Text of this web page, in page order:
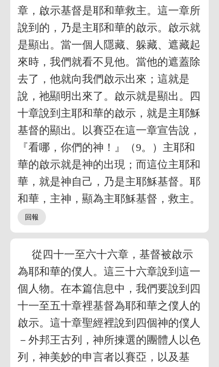
章，啟示基督是耶和華救主。這一章所
說到的，乃是主耶和華的啟示。啟示就
是顯出。當一個人隱藏、躲藏、遮藏起
來時，我們就看不見他。當他的遮蓋除
去了，他就向我們啟示出來；這就是
說，祂顯明出來了。啟示就是顯出。四
十章說到主耶和華的啟示，就是主耶穌
基督的顯出。以賽亞在這一章宣告說，
『看哪，你們的神！』（9。）主耶和
華的啟示就是神的出現；而這位主耶和
華，就是神自己，乃是主耶穌基督。耶
和華，主神，顯為主耶穌基督，救主。
從四十一至六十六章，基督被啟示
為耶和華的僕人。這三十六章說到這一
個人物。在本篇信息中，我們要說到四
十一至五十章裡基督為耶和華之僕人的
啟示。這十章聖經裡說到四個神的僕人
－外邦王古列，神所揀選的團體人以色
列，神美妙的申言者以賽亞，以及基